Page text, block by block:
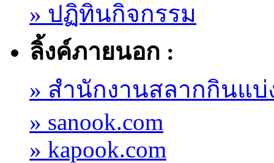
» ปฏิทินกิจกรรม
ลิ้งค์ภายนอก :
» สำนักงานสลากกินแบ่
» sanook.com
» kapook.com